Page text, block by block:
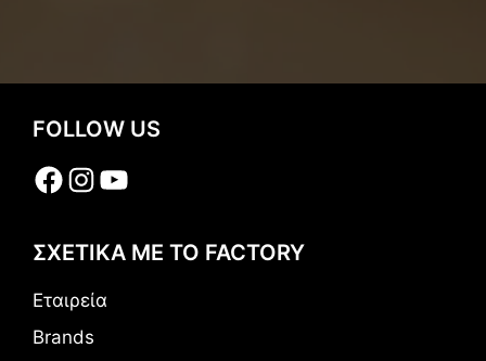
FOLLOW US
Facebook
Instagram
YouTube
ΣΧΕΤΙΚΑ ΜΕ ΤΟ FACTORY
Εταιρεία
Brands